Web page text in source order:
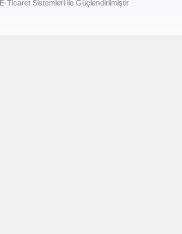
E-Ticaret Sistemleri ile Güçlendirilmiştir